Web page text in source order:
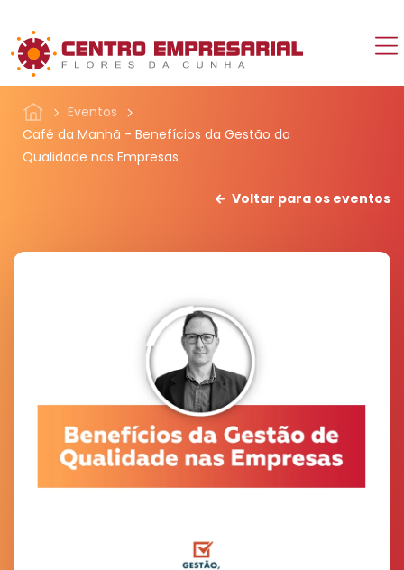
Eventos
Café da Manhã - Benefícios da Gestão da
Qualidade nas Empresas
Voltar para os eventos